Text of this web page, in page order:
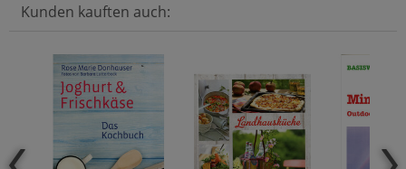
Kunden kauften auch: